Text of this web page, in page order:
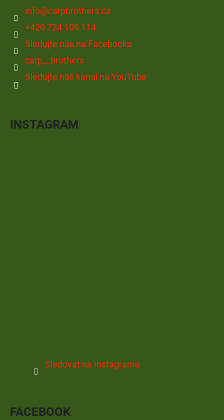
info@carpbrothers.cz
+420 724 109 114
Sledujte nás na Facebooku
carp__brothers
Sledujte náš kanál na YouTube
INSTAGRAM
Sledovat na Instagramu
FACEBOOK